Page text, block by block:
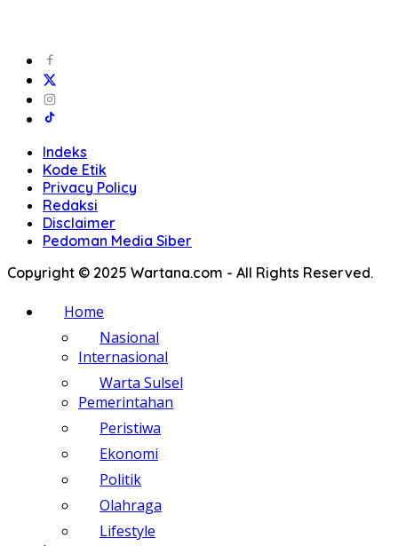
Indeks
Kode Etik
Privacy Policy
Redaksi
Disclaimer
Pedoman Media Siber
Copyright © 2025 Wartana.com - All Rights Reserved.
Home
Nasional
Internasional
Warta Sulsel
Pemerintahan
Peristiwa
Ekonomi
Politik
Olahraga
Lifestyle